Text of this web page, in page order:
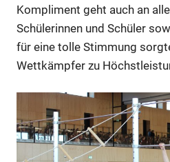
Kompliment geht auch an
Schülerinnen und Schüler
für eine tolle Stimmung
Wettkämpfer zu